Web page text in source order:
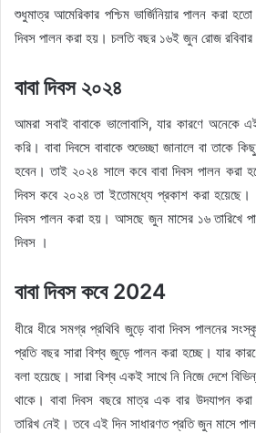
শুধুমাত্র আমেরিকার পশ্চিম ভার্জিনিয়ার পালন করা
দিবস পালন করা হয়। চলতি বছর ১৬ই জুন রোজ রবিবার
বাবা দিবস ২০২৪
আমরা সবাই বাবাকে ভালোবাসি, যার কারণে অনেকে
করি। বাবা দিবসে বাবাকে শুভেচ্ছা জানালে বা তাকে
হবেন। তাই ২০২৪ সালে কবে বাবা দিবস পালন করা
দিবস কবে ২০২৪ তা ইতোমধ্যে প্রকাশ করা হয়েছে।
দিবস পালন করা হয়। আসছে জুন মাসের ১৬ তারিখে
দিবস ।
বাবা দিবস কবে 2024
ধীরে ধীরে সমগ্র প্রথিবি জুড়ে বাবা দিবস পালনের
প্রতি বছর সারা বিশ্ব জুড়ে পালন করা হচ্ছে। যার
বলা হয়েছে। সারা বিশ্ব একই সাথে নি নিজে দেশে
থাকে। বাবা দিবস বছরে মাত্র এক বার উদযাপন
তারিখ নেই। তবে এই দিন সাধারণত প্রতি জুন মাসে